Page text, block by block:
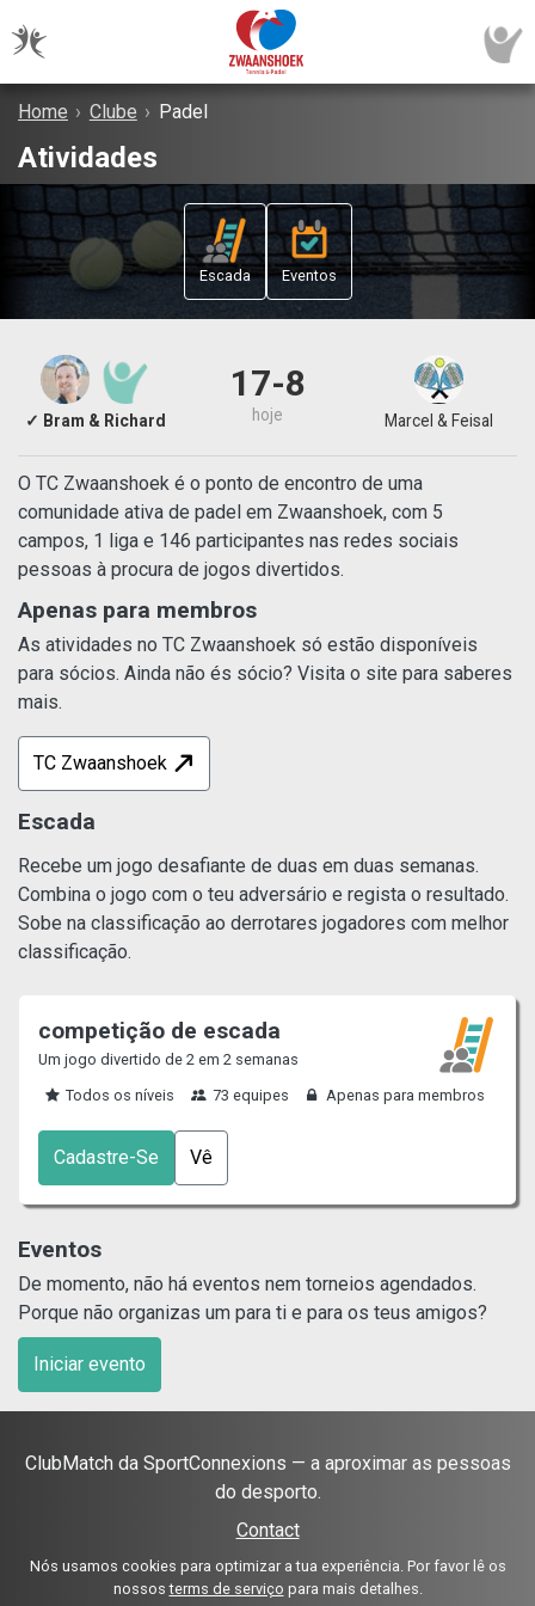
Home › Clube › Padel
Atividades
Escada Eventos
✓ Bram & Richard
17-8
hoje Marcel & Feisal
O TC Zwaanshoek é o ponto de encontro de uma
comunidade ativa de padel em Zwaanshoek, com 5
campos, 1 liga e 146 participantes nas redes sociais
pessoas à procura de jogos divertidos.
Apenas para membros
As atividades no TC Zwaanshoek só estão disponíveis
para sócios. Ainda não és sócio? Visita o site para saberes
mais.
TC Zwaanshoek
Escada
Recebe um jogo desafiante de duas em duas semanas.
Combina o jogo com o teu adversário e regista o resultado.
Sobe na classificação ao derrotares jogadores com melhor
classificação.
competição de escada
Um jogo divertido de 2 em 2 semanas
Todos os níveis
73 equipes Apenas para membros
Cadastre-Se Vê
Eventos
De momento, não há eventos nem torneios agendados.
Porque não organizas um para ti e para os teus amigos?
Iniciar evento
ClubMatch da SportConnexions — a aproximar as pessoas
do desporto.
Contact
Nós usamos cookies para optimizar a tua experiência. Por favor lê os
nossosterms de serviço para mais detalhes.